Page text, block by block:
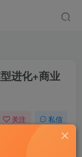
进化+商业
关注 私信